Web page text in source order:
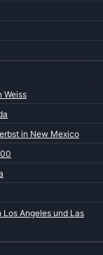
Weiss
in New Mexico
Angeles und Las